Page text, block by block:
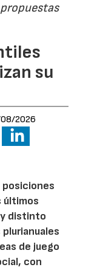
su
2026
posiciones
últimos
distinto
de juego
con